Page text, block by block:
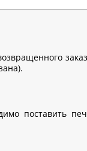
поставить